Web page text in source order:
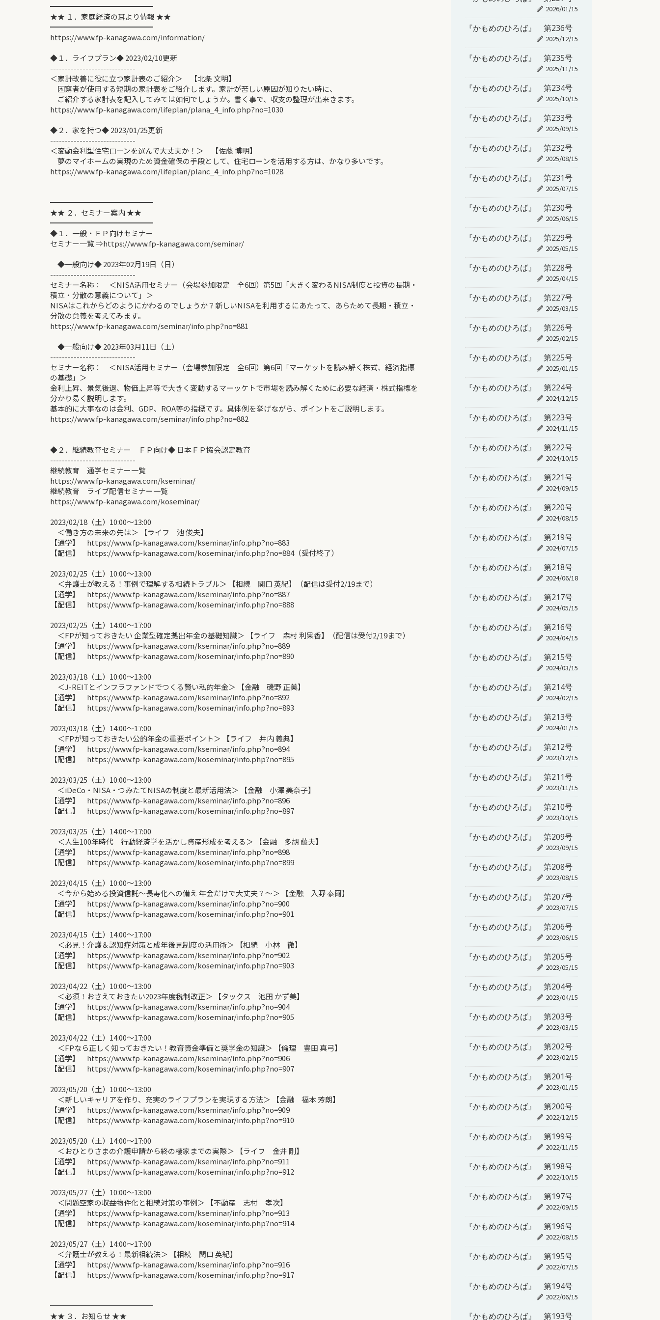
━━━━━━━━━━━━━━
★★ １．家庭経済の耳より情報 ★★
━━━━━━━━━━━━━━
https://www.fp-kanagawa.com/information/
◆１．ライフプラン◆ 2023/02/10更新
-----------------------------
＜家計改善に役に立つ家計表のご紹介＞ 【北条 文明】
困窮者が使用する短期の家計表をご紹介します。家計が苦しい原因が知りたい時に、
ご紹介する家計表を記入してみては如何でしょうか。書く事で、収支の整理が出来きます。
https://www.fp-kanagawa.com/lifeplan/plana_4_info.php?no=1030
◆２．家を持つ◆ 2023/01/25更新
-----------------------------
＜変動金利型住宅ローンを選んで大丈夫か！＞ 【佐藤 博明】
夢のマイホームの実現のため資金確保の手段として、住宅ローンを活用する方は、かなり多いです。
https://www.fp-kanagawa.com/lifeplan/planc_4_info.php?no=1028
━━━━━━━━━━━━━━
★★ ２．セミナー案内 ★★
━━━━━━━━━━━━━━
◆１．一般・ＦＰ向けセミナー
セミナー一覧 ⇒https://www.fp-kanagawa.com/seminar/
◆一般向け◆ 2023年02月19日（日）
-----------------------------
セミナー名称： ＜NISA活用セミナー（会場参加限定 全6回）第5回「大きく変わるNISA制度と投資の長期・
積立・分散の意義について」＞
NISAはこれからどのようにかわるのでしょうか？新しいNISAを利用するにあたって、あらためて長期・積立・
分散の意義を考えてみます。
https://www.fp-kanagawa.com/seminar/info.php?no=881
◆一般向け◆ 2023年03月11日（土）
-----------------------------
セミナー名称： ＜NISA活用セミナー（会場参加限定 全6回）第6回「マーケットを読み解く株式、経済指標
の基礎」＞
金利上昇、景気後退、物価上昇等で大きく変動するマーッケトで市場を読み解くために必要な経済・株式指標を
分かり易く説明します。
基本的に大事なのは金利、GDP、ROA等の指標です。具体例を挙げながら、ポイントをご説明します。
https://www.fp-kanagawa.com/seminar/info.php?no=882
◆２．継続教育セミナー ＦＰ向け◆ 日本ＦＰ協会認定教育
-----------------------------
継続教育 通学セミナー一覧
https://www.fp-kanagawa.com/kseminar/
継続教育 ライブ配信セミナー一覧
https://www.fp-kanagawa.com/koseminar/
2023/02/18（土）10:00〜13:00
＜働き方の未来の先は＞ 【ライフ 池 俊夫】
【通学】 https://www.fp-kanagawa.com/kseminar/info.php?no=883
【配信】 https://www.fp-kanagawa.com/koseminar/info.php?no=884（受付終了）
2023/02/25（土）10:00〜13:00
＜弁護士が教える！事例で理解する相続トラブル＞ 【相続 関口 英紀】（配信は受付2/19まで）
【通学】 https://www.fp-kanagawa.com/kseminar/info.php?no=887
【配信】 https://www.fp-kanagawa.com/koseminar/info.php?no=888
2023/02/25（土）14:00〜17:00
＜FPが知っておきたい 企業型確定拠出年金の基礎知識＞ 【ライフ 森村 利果香】（配信は受付2/19まで）
【通学】 https://www.fp-kanagawa.com/kseminar/info.php?no=889
【配信】 https://www.fp-kanagawa.com/koseminar/info.php?no=890
2023/03/18（土）10:00〜13:00
＜J-REITとインフラファンドでつくる賢い私的年金＞ 【金融 磯野 正美】
【通学】 https://www.fp-kanagawa.com/kseminar/info.php?no=892
【配信】 https://www.fp-kanagawa.com/koseminar/info.php?no=893
2023/03/18（土）14:00〜17:00
＜FPが知っておきたい公的年金の重要ポイント＞ 【ライフ 井内 義典】
【通学】 https://www.fp-kanagawa.com/kseminar/info.php?no=894
【配信】 https://www.fp-kanagawa.com/koseminar/info.php?no=895
2023/03/25（土）10:00〜13:00
＜iDeCo・NISA・つみたてNISAの制度と最新活用法＞ 【金融 小澤 美奈子】
【通学】 https://www.fp-kanagawa.com/kseminar/info.php?no=896
【配信】 https://www.fp-kanagawa.com/koseminar/info.php?no=897
2023/03/25（土）14:00〜17:00
＜人生100年時代 行動経済学を活かし資産形成を考える＞ 【金融 多胡 藤夫】
【通学】 https://www.fp-kanagawa.com/kseminar/info.php?no=898
【配信】 https://www.fp-kanagawa.com/koseminar/info.php?no=899
2023/04/15（土）10:00〜13:00
＜今から始める投資信託～長寿化への備え 年金だけで大丈夫？～＞ 【金融 入野 泰爾】
【通学】 https://www.fp-kanagawa.com/kseminar/info.php?no=900
【配信】 https://www.fp-kanagawa.com/koseminar/info.php?no=901
2023/04/15（土）14:00〜17:00
＜必見！介護＆認知症対策と成年後見制度の活用術＞ 【相続 小林 徹】
【通学】 https://www.fp-kanagawa.com/kseminar/info.php?no=902
【配信】 https://www.fp-kanagawa.com/koseminar/info.php?no=903
2023/04/22（土）10:00〜13:00
＜必須！おさえておきたい2023年度税制改正＞ 【タックス 池田 かず美】
【通学】 https://www.fp-kanagawa.com/kseminar/info.php?no=904
【配信】 https://www.fp-kanagawa.com/koseminar/info.php?no=905
2023/04/22（土）14:00〜17:00
＜FPなら正しく知っておきたい！教育資金準備と奨学金の知識＞ 【倫理 豊田 真弓】
【通学】 https://www.fp-kanagawa.com/kseminar/info.php?no=906
【配信】 https://www.fp-kanagawa.com/koseminar/info.php?no=907
2023/05/20（土）10:00〜13:00
＜新しいキャリアを作り、充実のライフプランを実現する方法＞ 【金融 福本 芳朗】
【通学】 https://www.fp-kanagawa.com/kseminar/info.php?no=909
【配信】 https://www.fp-kanagawa.com/koseminar/info.php?no=910
2023/05/20（土）14:00〜17:00
＜おひとりさまの介護申請から終の棲家までの実際＞ 【ライフ 金井 剛】
【通学】 https://www.fp-kanagawa.com/kseminar/info.php?no=911
【配信】 https://www.fp-kanagawa.com/koseminar/info.php?no=912
2023/05/27（土）10:00〜13:00
＜問題空家の収益物件化と相続対策の事例＞ 【不動産 志村 孝次】
【通学】 https://www.fp-kanagawa.com/kseminar/info.php?no=913
【配信】 https://www.fp-kanagawa.com/koseminar/info.php?no=914
2023/05/27（土）14:00〜17:00
＜弁護士が教える！最新相続法＞ 【相続 関口 英紀】
【通学】 https://www.fp-kanagawa.com/kseminar/info.php?no=916
【配信】 https://www.fp-kanagawa.com/koseminar/info.php?no=917
━━━━━━━━━━━━━━
★★ ３．お知らせ ★★
2026/01/15
『かもめのひろば』 第236号
2025/12/15
『かもめのひろば』 第235号
2025/11/15
『かもめのひろば』 第234号
2025/10/15
『かもめのひろば』 第233号
2025/09/15
『かもめのひろば』 第232号
2025/08/15
『かもめのひろば』 第231号
2025/07/15
『かもめのひろば』 第230号
2025/06/15
『かもめのひろば』 第229号
2025/05/15
『かもめのひろば』 第228号
2025/04/15
『かもめのひろば』 第227号
2025/03/15
『かもめのひろば』 第226号
2025/02/15
『かもめのひろば』 第225号
2025/01/15
『かもめのひろば』 第224号
2024/12/15
『かもめのひろば』 第223号
2024/11/15
『かもめのひろば』 第222号
2024/10/15
『かもめのひろば』 第221号
2024/09/15
『かもめのひろば』 第220号
2024/08/15
『かもめのひろば』 第219号
2024/07/15
『かもめのひろば』 第218号
2024/06/18
『かもめのひろば』 第217号
2024/05/15
『かもめのひろば』 第216号
2024/04/15
『かもめのひろば』 第215号
2024/03/15
『かもめのひろば』 第214号
2024/02/15
『かもめのひろば』 第213号
2024/01/15
『かもめのひろば』 第212号
2023/12/15
『かもめのひろば』 第211号
2023/11/15
『かもめのひろば』 第210号
2023/10/15
『かもめのひろば』 第209号
2023/09/15
『かもめのひろば』 第208号
2023/08/15
『かもめのひろば』 第207号
2023/07/15
『かもめのひろば』 第206号
2023/06/15
『かもめのひろば』 第205号
2023/05/15
『かもめのひろば』 第204号
2023/04/15
『かもめのひろば』 第203号
2023/03/15
『かもめのひろば』 第202号
2023/02/15
『かもめのひろば』 第201号
2023/01/15
『かもめのひろば』 第200号
2022/12/15
『かもめのひろば』 第199号
2022/11/15
『かもめのひろば』 第198号
2022/10/15
『かもめのひろば』 第197号
2022/09/15
『かもめのひろば』 第196号
2022/08/15
『かもめのひろば』 第195号
2022/07/15
『かもめのひろば』 第194号
2022/06/15
『かもめのひろば』 第193号